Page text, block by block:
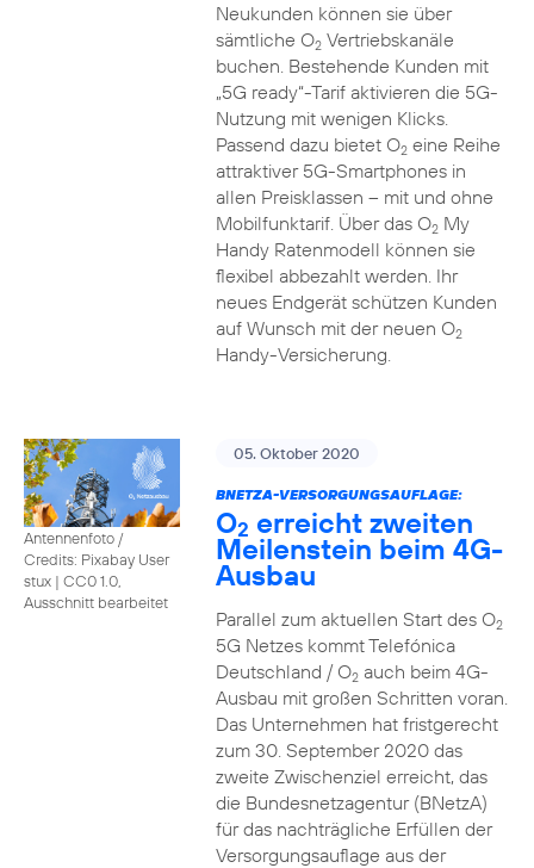
Neukunden können sie über
sämtliche O2Vertriebskanäle
buchen. Bestehende Kunden mit
„5G ready“-Tarif aktivieren die 5G-
Nutzung mit wenigen Klicks.
Passend dazu bietet O2eine Reihe
attraktiver 5G-Smartphones in
allen Preisklassen – mit und ohne
Mobilfunktarif. Über das O2My
Handy Ratenmodell können sie
flexibel abbezahlt werden. Ihr
neues Endgerät schützen Kunden
auf Wunsch mit der neuen O2
Handy-Versicherung.
Antennenfoto /
Credits: Pixabay User
stux | CC0 1.0,
Ausschnitt bearbeitet
05. Oktober 2020
BNETZA-VERSORGUNGSAUFLAGE:
O2 erreicht zweiten
Meilenstein beim 4G-
Ausbau
Parallel zum aktuellen Start des O2
5G Netzes kommt Telefónica
Deutschland / O2auch beim 4G-
Ausbau mit großen Schritten voran.
Das Unternehmen hat fristgerecht
zum 30. September 2020 das
zweite Zwischenziel erreicht, das
die Bundesnetzagentur (BNetzA)
für das nachträgliche Erfüllen der
Versorgungsauflage aus der